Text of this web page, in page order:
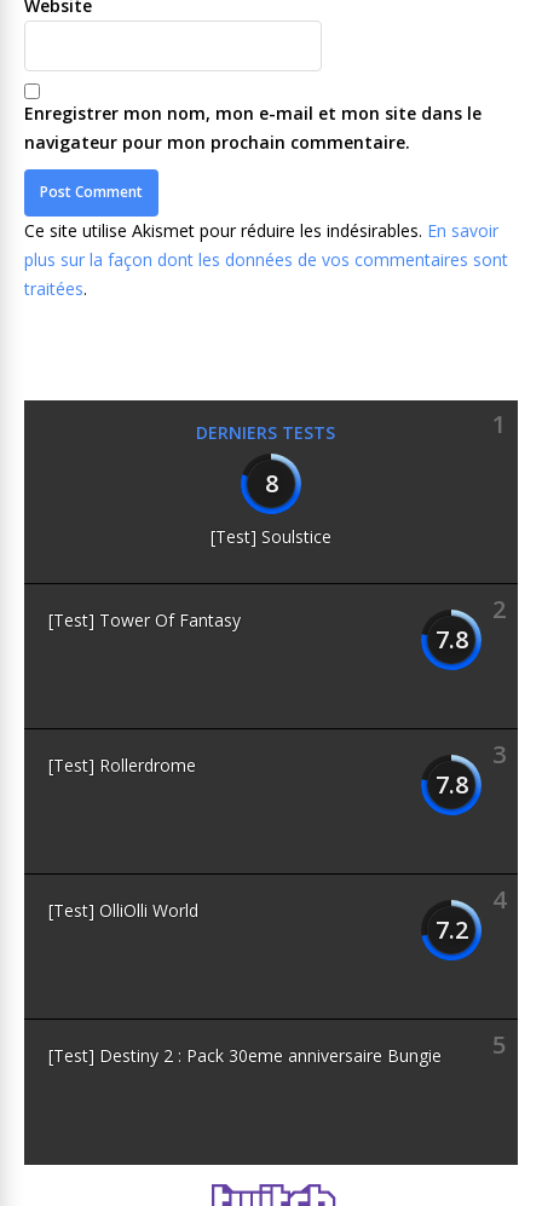
Website
Enregistrer mon nom, mon e-mail et mon site dans le
navigateur pour mon prochain commentaire.
Ce site utilise Akismet pour réduire les indésirables. En savoir
plus sur la façon dont les données de vos commentaires sont
traitées.
DERNIERS TESTS
1
8
[Test] Soulstice
2
7.8
[Test] Tower Of Fantasy
3
7.8
[Test] Rollerdrome
4
7.2
[Test] OlliOlli World
5
[Test] Destiny 2 : Pack 30eme anniversaire Bungie